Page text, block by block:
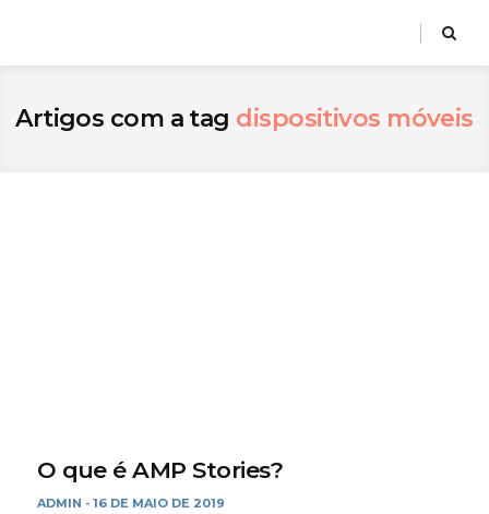
Artigos com a tag dispositivos móveis
O que é AMP Stories?
ADMIN - 16 DE MAIO DE 2019